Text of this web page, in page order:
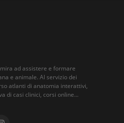
ad assistere e formare
e animale. Al servizio dei
atlanti di anatomia interattivi,
di casi clinici, corsi online...